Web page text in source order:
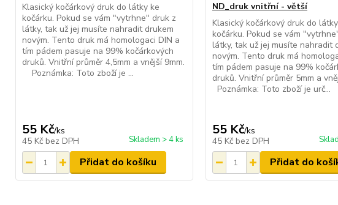
Klasický kočárkový druk do látky ke
kočárku. Pokud se vám "vytrhne" druk z
látky, tak už jej musíte nahradit drukem
novým. Tento druk má homologaci DIN a
tím pádem pasuje na 99% kočárkových
druků. Vnitřní průměr 4,5mm a vnější 9mm.
Poznámka: Toto zboží je ...
55 Kč/ks
45 Kč bez DPH Skladem > 4 ks
Přidat do košíku
ND_druk vnitřní - větší
Klasický kočárkový druk do
kočárku. Pokud se vám
látky, tak už jej musíte nahradit
novým. Tento druk má
tím pádem pasuje na 99%
druků. Vnitřní průměr 5mm a
Poznámka: Toto zboží je urč...
55 Kč/ks
45 Kč bez DPH
Přidat do